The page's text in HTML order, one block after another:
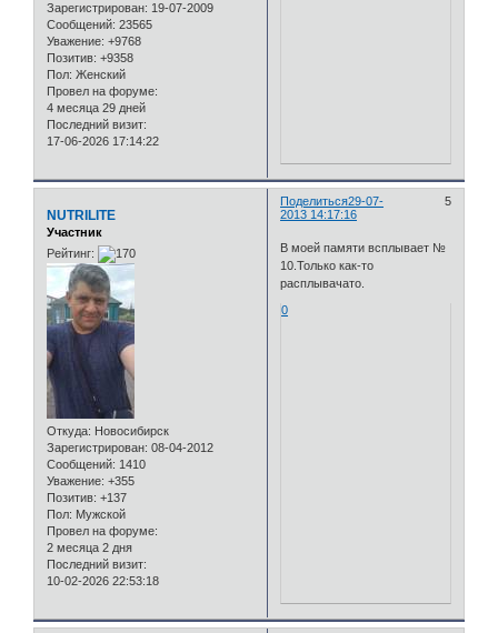
Зарегистрирован: 19-07-2009
Сообщений: 23565
Уважение: +9768
Позитив: +9358
Пол: Женский
Провел на форуме:
4 месяца 29 дней
Последний визит:
17-06-2026 17:14:22
Поделиться 5
29-07-
2013 14:17:16
NUTRILITE
Участник
Рейтинг:
Откуда: Новосибирск
Зарегистрирован: 08-04-2012
Сообщений: 1410
Уважение: +355
Позитив: +137
Пол: Мужской
Провел на форуме:
2 месяца 2 дня
Последний визит:
10-02-2026 22:53:18
В моей памяти всплывает №
10.Только как-то
расплывачато.
0